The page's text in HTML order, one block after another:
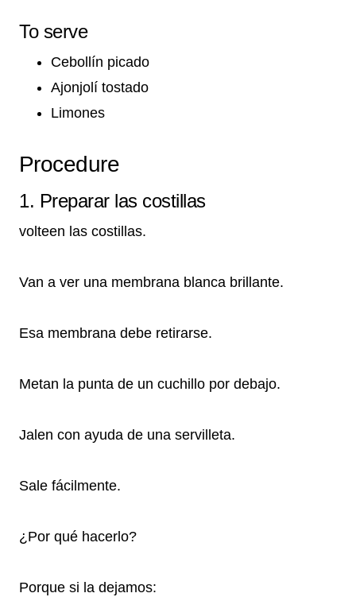
To serve
Cebollín picado
Ajonjolí tostado
Limones
Procedure
1. Preparar las costillas
volteen las costillas.
Van a ver una membrana blanca brillante.
Esa membrana debe retirarse.
Metan la punta de un cuchillo por debajo.
Jalen con ayuda de una servilleta.
Sale fácilmente.
¿Por qué hacerlo?
Porque si la dejamos: